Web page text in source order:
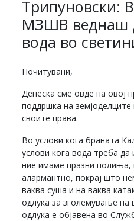
Трипуновски:
МЗШВ веднаш
вода во
Почитувани,
Денеска сме овде на овој
поддршка на
своите права.
Во услови кога браната
услови кога вода треба
ние имаме празни полиња,
алармантно, покрај што
ваква суша и на ваква
одлука за зголемување на
одлука е објавена во